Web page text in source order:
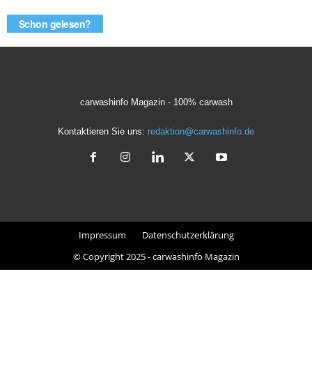
Schon gelesen?
carwashinfo Magazin - 100% carwash
Kontaktieren Sie uns: redaktion@carwashinfo.de
Impressum
Datenschutzerklärung
© Copyright 2025 - carwashinfo Magazin